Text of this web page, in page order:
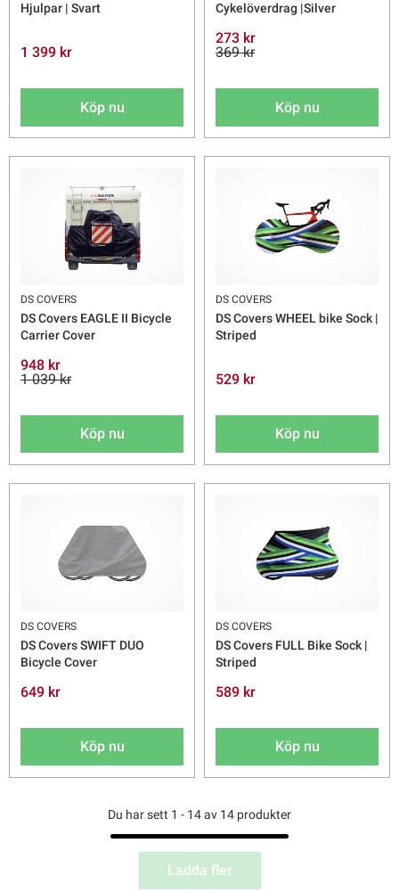
Hjulpar | Svart
1 399 kr
Köp nu
Cykelöverdrag |Silver
273 kr
369 kr
Köp nu
DS COVERS
DS Covers EAGLE II Bicycle
Carrier Cover
948 kr
1 039 kr
Köp nu
DS COVERS
DS Covers WHEEL bike Sock |
Striped
529 kr
Köp nu
DS COVERS
DS Covers SWIFT DUO
Bicycle Cover
649 kr
Köp nu
DS COVERS
DS Covers FULL Bike Sock |
Striped
589 kr
Köp nu
Du har sett 1 - 14 av 14 produkter
Ladda fler